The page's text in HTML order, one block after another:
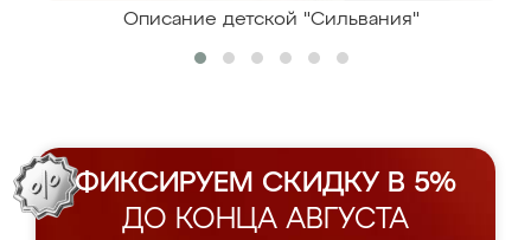
Описание детской "Сильвания"
ФИКСИРУЕМ СКИДКУ В 5%
ДО КОНЦА АВГУСТА